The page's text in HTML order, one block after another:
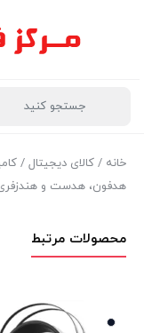
خانه / کالای دیجیتال /
هدفون، هدست و
محصولات مرتبط